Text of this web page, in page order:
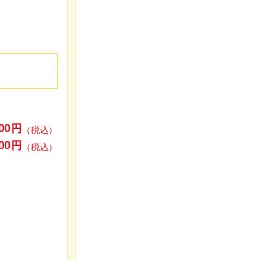
円
（税込）
円
（税込）